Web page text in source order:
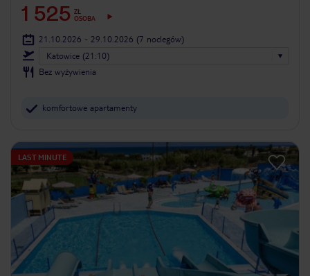
1 525 ZŁ
OSOBA
21.10.2026 - 29.10.2026 (7 noclegów)
Katowice (21:10)
Bez wyżywienia
komfortowe apartamenty
LAST MINUTE